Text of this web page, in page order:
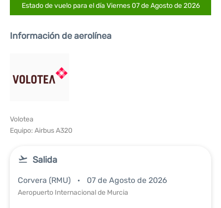
Estado de vuelo para el día Viernes 07 de Agosto de 2026
Información de aerolínea
Volotea
Equipo: Airbus A320
Salida
Corvera (RMU) 07 de Agosto de 2026
Aeropuerto Internacional de Murcia